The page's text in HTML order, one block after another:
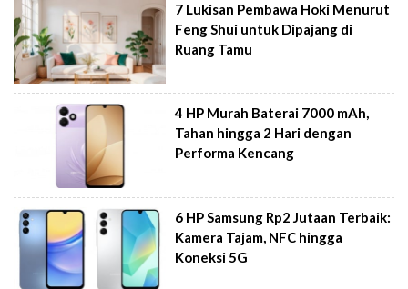
7 Lukisan Pembawa Hoki Menurut
Feng Shui untuk Dipajang di
Ruang Tamu
4 HP Murah Baterai 7000 mAh,
Tahan hingga 2 Hari dengan
Performa Kencang
6 HP Samsung Rp2 Jutaan Terbaik:
Kamera Tajam, NFC hingga
Koneksi 5G